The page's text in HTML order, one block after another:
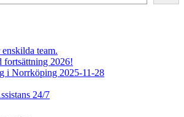
team.
fortsättning 2026!
i Norrköping 2025-11-28
24/7